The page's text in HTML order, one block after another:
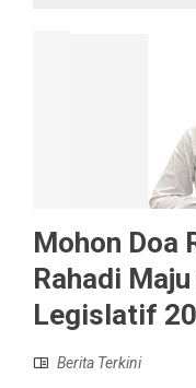
Mohon Doa
Rahadi
Legislatif
Berita Terkini